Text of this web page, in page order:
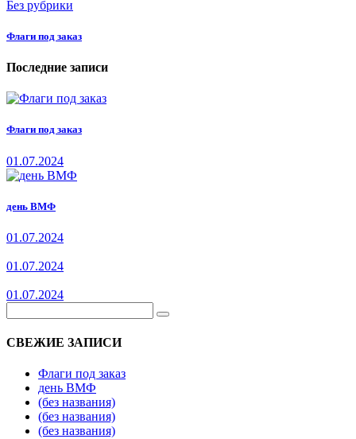
Без рубрики
Флаги под заказ
Последние записи
Флаги под заказ
01.07.2024
день ВМФ
01.07.2024
01.07.2024
01.07.2024
СВЕЖИЕ ЗАПИСИ
Флаги под заказ
день ВМФ
(без названия)
(без названия)
(без названия)